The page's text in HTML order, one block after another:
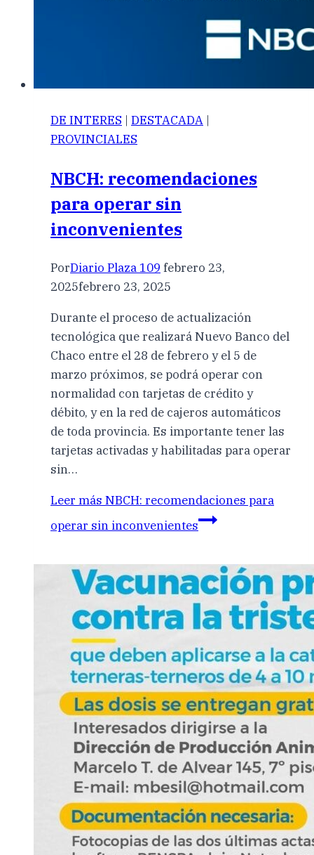
DE INTERES | DESTACADA |
PROVINCIALES
NBCH: recomendaciones
para operar sin
inconvenientes
PorDiario Plaza 109 febrero 23,
2025febrero 23, 2025
Durante el proceso de actualización
tecnológica que realizará Nuevo Banco del
Chaco entre el 28 de febrero y el 5 de
marzo próximos, se podrá operar con
normalidad con tarjetas de crédito y
débito, y en la red de cajeros automáticos
de toda provincia. Es importante tener las
tarjetas activadas y habilitadas para operar
sin…
Leer más NBCH: recomendaciones para
operar sin inconvenientes